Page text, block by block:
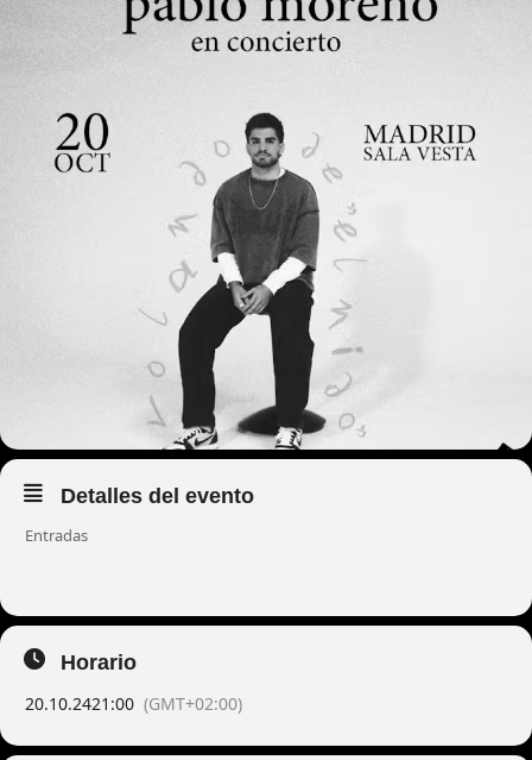
Detalles del evento
Entradas
Horario
20.10.2421:00 (GMT+02:00)